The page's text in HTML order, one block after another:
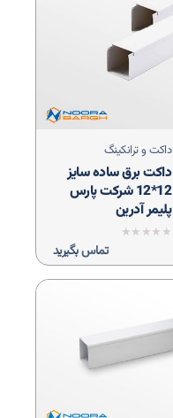
داکت و ترانکینگ
داکت برق ساده سایز
12*12 شرکت پارس
پلیمر آدرین
0
5
تماس بگیرید